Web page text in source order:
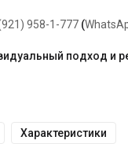
958-1-777 (
подход и
Характеристики